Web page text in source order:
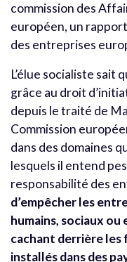
commission des
européen, un
des entreprises
L’élue socialiste sait
grâce au droit
depuis le traité de
Commission
dans des domaines
lesquels il entend
responsabilité des
d’empêcher les
humains, sociaux
cachant derrière
installés dans des